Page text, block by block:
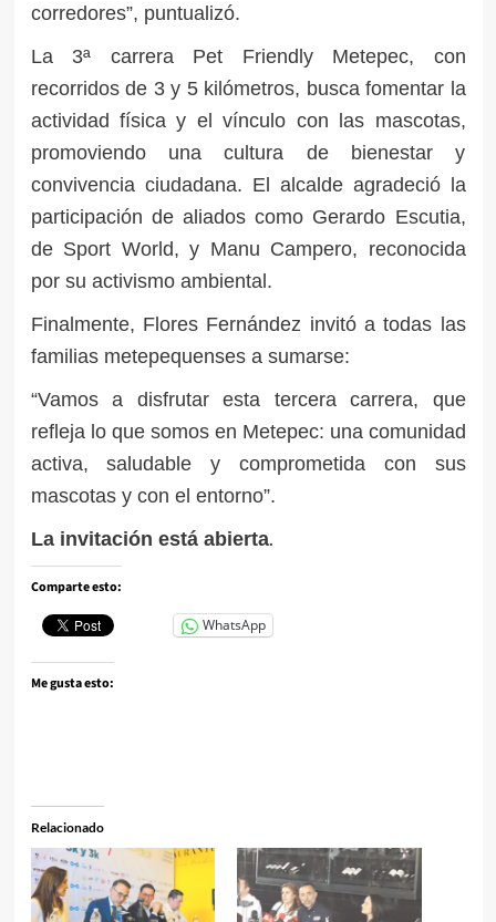
corredores”, puntualizó.
La 3ª carrera Pet Friendly Metepec, con
recorridos de 3 y 5 kilómetros, busca fomentar la
actividad física y el vínculo con las mascotas,
promoviendo una cultura de bienestar y
convivencia ciudadana. El alcalde agradeció la
participación de aliados como Gerardo Escutia,
de Sport World, y Manu Campero, reconocida
por su activismo ambiental.
Finalmente, Flores Fernández invitó a todas las
familias metepequenses a sumarse:
“Vamos a disfrutar esta tercera carrera, que
refleja lo que somos en Metepec: una comunidad
activa, saludable y comprometida con sus
mascotas y con el entorno”.
La invitación está abierta.
Comparte esto:
WhatsApp
Me gusta esto:
Relacionado